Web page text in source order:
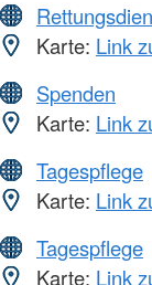
Karte: Link
Spenden
Karte: Link
Tagespflege
Karte: Link
Tagespflege
Karte: Link